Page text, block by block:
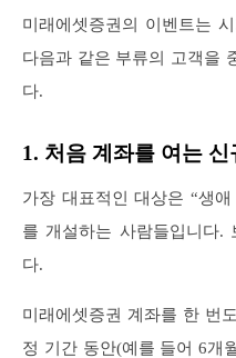
미래에셋증권의 이벤트는
다음과 같은 부류의 고객을
다.
1. 처음 계좌를 여는 신
가장 대표적인 대상은 “생
를 개설하는 사람들입니다.
다.
미래에셋증권 계좌를 한 번
정 기간 동안(예를 들어 6개